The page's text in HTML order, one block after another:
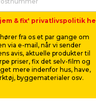
one
Til opmåling
led.
15,00
Lev. omk.
Webshop
jem & fix' privatlivspolitik
fra os et par gange om
via e-mail, når vi sender
avis, aktuelle produkter til
priser, fix det selv-film og
mere indenfor hus, have,
byggematerialer osv.